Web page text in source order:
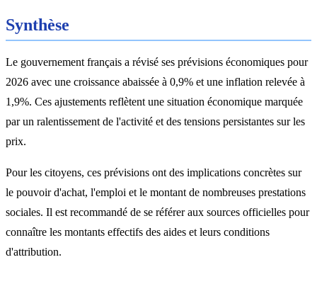
Synthèse
Le gouvernement français a révisé ses prévisions économiques pour
2026 avec une croissance abaissée à 0,9% et une inflation relevée à
1,9%. Ces ajustements reflètent une situation économique marquée
par un ralentissement de l'activité et des tensions persistantes sur les
prix.
Pour les citoyens, ces prévisions ont des implications concrètes sur
le pouvoir d'achat, l'emploi et le montant de nombreuses prestations
sociales. Il est recommandé de se référer aux sources officielles pour
connaître les montants effectifs des aides et leurs conditions
d'attribution.